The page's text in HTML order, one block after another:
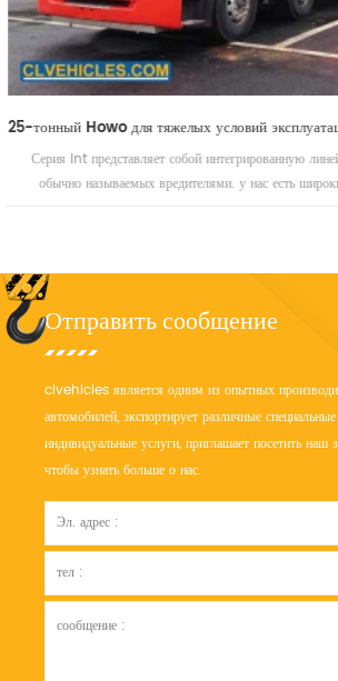
эвакуатор называется дорожным эвакуатором,
дорожно-спасательный автомобиль. у него много
Отправить сообщение
clvehicles является одним из опытных
автомобилей, экспортирует различные
индивидуальные услуги, приглашает посетить наш
чтобы узнать больше о нас.